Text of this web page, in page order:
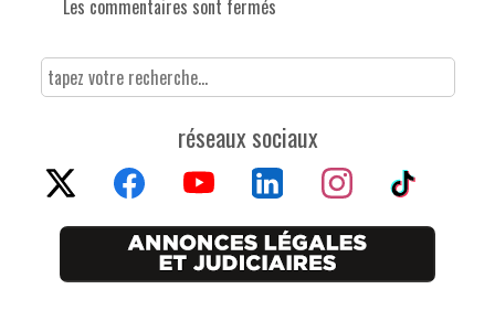
Les commentaires sont fermés
réseaux sociaux